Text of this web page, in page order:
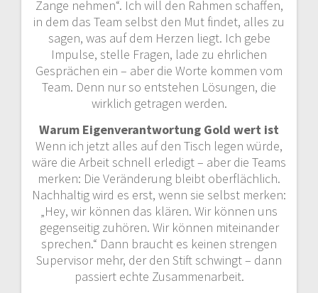
Zange nehmen“. Ich will den Rahmen schaffen,
in dem das Team selbst den Mut findet, alles zu
sagen, was auf dem Herzen liegt. Ich gebe
Impulse, stelle Fragen, lade zu ehrlichen
Gesprächen ein – aber die Worte kommen vom
Team. Denn nur so entstehen Lösungen, die
wirklich getragen werden.
Warum Eigenverantwortung Gold wert ist
Wenn ich jetzt alles auf den Tisch legen würde,
wäre die Arbeit schnell erledigt – aber die Teams
merken: Die Veränderung bleibt oberflächlich.
Nachhaltig wird es erst, wenn sie selbst merken:
„Hey, wir können das klären. Wir können uns
gegenseitig zuhören. Wir können miteinander
sprechen.“ Dann braucht es keinen strengen
Supervisor mehr, der den Stift schwingt – dann
passiert echte Zusammenarbeit.